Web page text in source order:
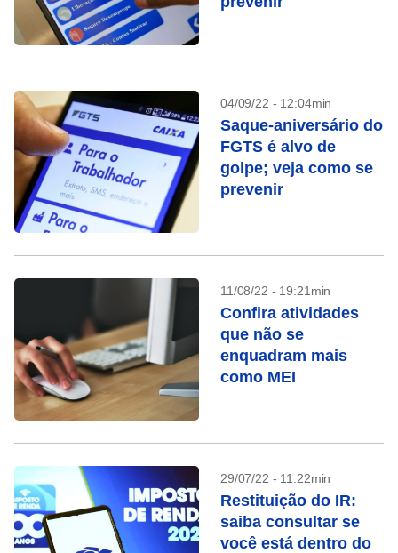
04/09/22 - 12:04min
Saque-aniversário do
FGTS é alvo de
golpe; veja como se
prevenir
11/08/22 - 19:21min
Confira atividades
que não se
enquadram mais
como MEI
29/07/22 - 11:22min
Restituição do IR:
saiba consultar se
você está dentro do